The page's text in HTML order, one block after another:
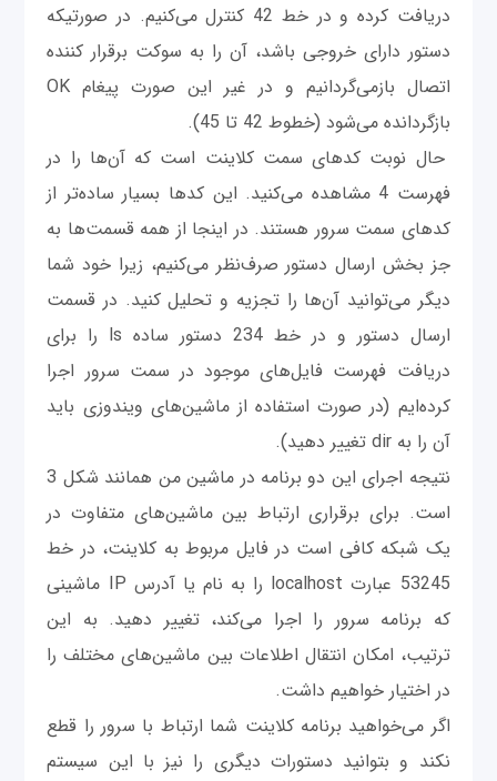
دریافت کرده و در خط 42 کنترل می‌کنیم. در صورتیکه
دستور دارای خروجی باشد، آن را به سوکت برقرار کننده
اتصال بازمی‌گردانیم و در غیر این صورت پیغام OK
بازگردانده می‌شود (خطوط 42 تا 45).
حال نوبت کدهای سمت کلاینت است که آن‌ها را در
فهرست 4 مشاهده می‌کنید. این کدها بسیار ساده‌تر از
کدهای سمت سرور هستند. در اینجا از همه قسمت‌ها به
جز بخش ارسال دستور صرف‌نظر می‌کنیم، زیرا خود شما
دیگر می‌توانید آن‌ها را تجزیه و تحلیل کنید. در قسمت
ارسال دستور و در خط 234 دستور ساده‌ ls را برای
دریافت فهرست فایل‌های موجود در سمت سرور اجرا
کرده‌ایم (در صورت استفاده از ماشین‌های ویندوزی باید
آن را به dir تغییر دهید).
نتیجه اجرای این دو برنامه در ماشین‌ من همانند شکل 3
است. برای برقراری ارتباط بین ماشین‌های متفاوت در
یک شبکه کافی است در فایل مربوط به کلاینت، در خط
53245 عبارت localhost را به نام یا آدرس IP ماشینی
که برنامه سرور را اجرا می‌کند، تغییر دهید. به این
ترتیب، امکان انتقال اطلاعات بین ماشین‌های مختلف را
در اختیار خواهیم داشت.
اگر می‌خواهید برنامه کلاینت شما ارتباط با سرور را قطع
نکند و بتوانید دستورات دیگری را نیز با این سیستم